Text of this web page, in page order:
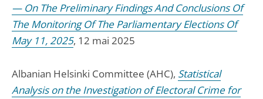
— On The Preliminary Findings And Conclusions Of
The Monitoring Of The Parliamentary Elections Of
May 11, 2025, 12 mai 2025
Albanian Helsinki Committee (AHC), Statistical
Analysis on the Investigation of Electoral Crime for